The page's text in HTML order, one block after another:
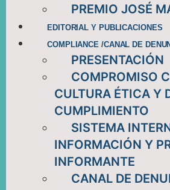
PREMIO JOSÉ
EDITORIAL Y PUBLICACIONES
COMPLIANCE /CANAL DE
PRESENTACIÓN
COMPROMISO
CULTURA ÉTICA Y
CUMPLIMIENTO
SISTEMA
INFORMACIÓN Y
INFORMANTE
CANAL DE